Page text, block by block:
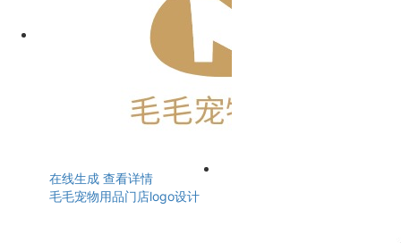
在线生成 查看详情
毛毛宠物用品门店logo设计